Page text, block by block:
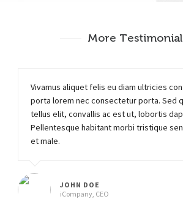
More
Vivamus aliquet felis eu diam ultricies
porta lorem nec consectetur porta. Sed
tellus elit, convallis ac est ut, lobortis
Pellentesque habitant morbi tristique
et male.
JOHN DOE
iCompany, CEO